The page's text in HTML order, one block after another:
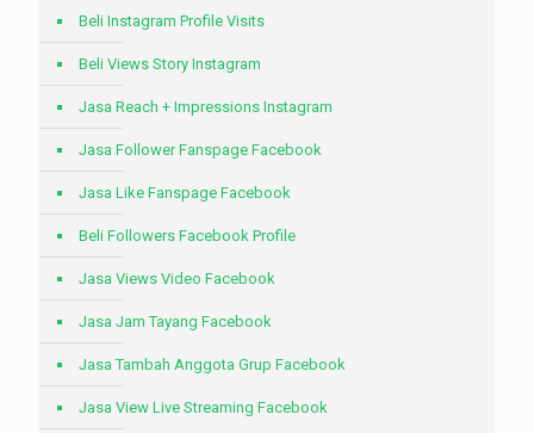
Beli Instagram Profile Visits
Beli Views Story Instagram
Jasa Reach + Impressions Instagram
Jasa Follower Fanspage Facebook
Jasa Like Fanspage Facebook
Beli Followers Facebook Profile
Jasa Views Video Facebook
Jasa Jam Tayang Facebook
Jasa Tambah Anggota Grup Facebook
Jasa View Live Streaming Facebook